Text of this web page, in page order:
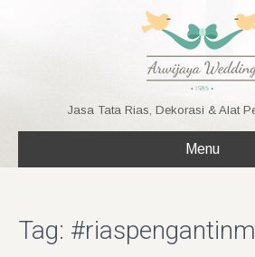
Jasa Tata Rias, Dekorasi & Alat
Menu
Tag: